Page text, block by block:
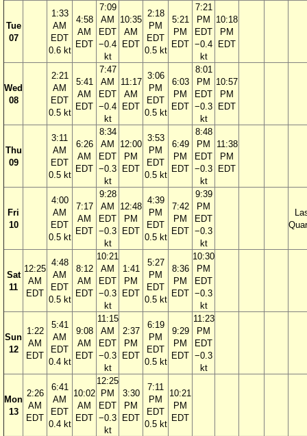
Tue
07
1:33
AM
EDT
0.6 kt
4:58
AM
EDT
7:09
AM
EDT
−0.4
kt
10:35
AM
EDT
2:18
PM
EDT
0.5 kt
5:21
PM
EDT
7:21
PM
EDT
−0.4
kt
10:18
PM
EDT
Wed
08
2:21
AM
EDT
0.5 kt
5:41
AM
EDT
7:47
AM
EDT
−0.4
kt
11:17
AM
EDT
3:06
PM
EDT
0.5 kt
6:03
PM
EDT
8:01
PM
EDT
−0.3
kt
10:57
PM
EDT
Thu
09
3:11
AM
EDT
0.5 kt
6:26
AM
EDT
8:34
AM
EDT
−0.3
kt
12:00
PM
EDT
3:53
PM
EDT
0.5 kt
6:49
PM
EDT
8:48
PM
EDT
−0.3
kt
11:38
PM
EDT
Fri
10
4:00
AM
EDT
0.5 kt
7:17
AM
EDT
9:28
AM
EDT
−0.3
kt
12:48
PM
EDT
4:39
PM
EDT
0.5 kt
7:42
PM
EDT
9:39
PM
EDT
−0.3
kt
Sat
11
12:25
AM
EDT
4:48
AM
EDT
0.5 kt
8:12
AM
EDT
10:21
AM
EDT
−0.3
kt
1:41
PM
EDT
5:27
PM
EDT
0.5 kt
8:36
PM
EDT
10:30
PM
EDT
−0.3
kt
Sun
12
1:22
AM
EDT
5:41
AM
EDT
0.4 kt
9:08
AM
EDT
11:15
AM
EDT
−0.3
kt
2:37
PM
EDT
6:19
PM
EDT
0.5 kt
9:29
PM
EDT
11:23
PM
EDT
−0.3
kt
Mon
13
2:26
AM
EDT
6:41
AM
EDT
0.4 kt
10:02
AM
EDT
12:25
PM
EDT
−0.3
kt
3:30
PM
EDT
7:11
PM
EDT
0.5 kt
10:21
PM
EDT